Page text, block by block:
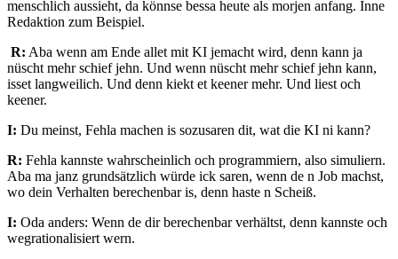
menschlich aussieht, da könnse bessa heute als morjen anfang. Inne
Redaktion zum Beispiel.
R: Aba wenn am Ende allet mit KI jemacht wird, denn kann ja
nüscht mehr schief jehn. Und wenn nüscht mehr schief jehn kann,
isset langweilich. Und denn kiekt et keener mehr. Und liest och
keener.
I: Du meinst, Fehla machen is sozusaren dit, wat die KI ni kann?
R: Fehla kannste wahrscheinlich och programmiern, also simuliern.
Aba ma janz grundsätzlich würde ick saren, wenn de n Job machst,
wo dein Verhalten berechenbar is, denn haste n Scheiß.
I: Oda anders: Wenn de dir berechenbar verhältst, denn kannste och
wegrationalisiert wern.